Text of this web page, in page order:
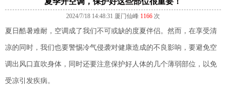
2024/7/18 14:48:31 厦门仙峰 1166 次
夏日酷暑难耐，空调成了我们不可或缺的度夏伴侣。然而，在享受清
凉的同时，我们也要警惕冷气侵袭对健康造成的不良影响，要避免空
调出风口直吹身体，同时还要注意保护好人体的几个薄弱部位，以免
受凉引发疾病。